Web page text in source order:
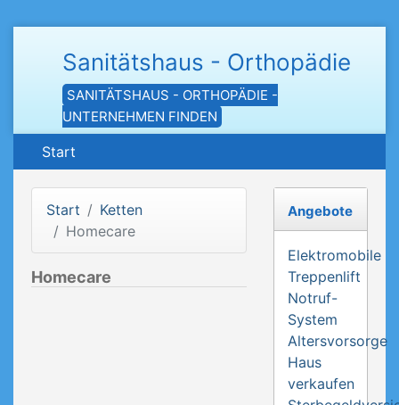
Sanitätshaus - Orthopädie
SANITÄTSHAUS - ORTHOPÄDIE -
UNTERNEHMEN FINDEN
Start
Start
Ketten
Homecare
Homecare
Angebote
Elektromobile
Treppenlift
Notruf-
System
Altersvorsorge
Haus
verkaufen